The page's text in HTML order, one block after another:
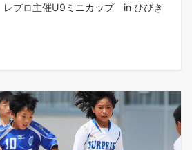
レプロ主催U9ミニカップ in ひびき